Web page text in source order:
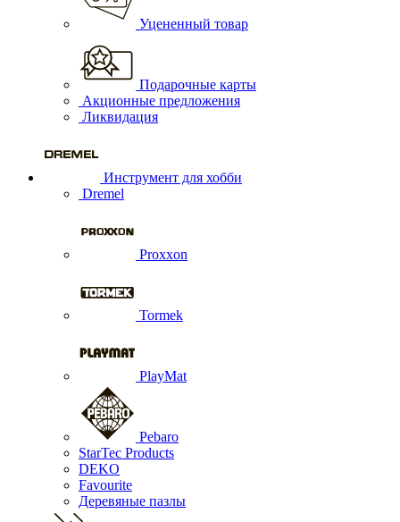
Уцененный товар
Подарочные карты
Акционные предложения
Ликвидация
Инструмент для хобби
Dremel
Proxxon
Tormek
PlayMat
Pebaro
StarTec Products
DEKO
Favourite
Деревяные пазлы